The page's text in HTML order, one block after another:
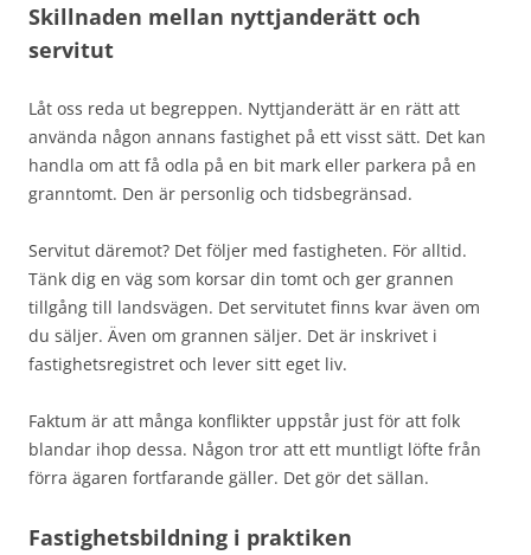
Skillnaden mellan nyttjanderätt och
servitut
Låt oss reda ut begreppen. Nyttjanderätt är en rätt att
använda någon annans fastighet på ett visst sätt. Det kan
handla om att få odla på en bit mark eller parkera på en
granntomt. Den är personlig och tidsbegränsad.
Servitut däremot? Det följer med fastigheten. För alltid.
Tänk dig en väg som korsar din tomt och ger grannen
tillgång till landsvägen. Det servitutet finns kvar även om
du säljer. Även om grannen säljer. Det är inskrivet i
fastighetsregistret och lever sitt eget liv.
Faktum är att många konflikter uppstår just för att folk
blandar ihop dessa. Någon tror att ett muntligt löfte från
förra ägaren fortfarande gäller. Det gör det sällan.
Fastighetsbildning i praktiken